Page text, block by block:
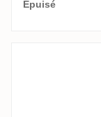
Épuisé
Alcoholes